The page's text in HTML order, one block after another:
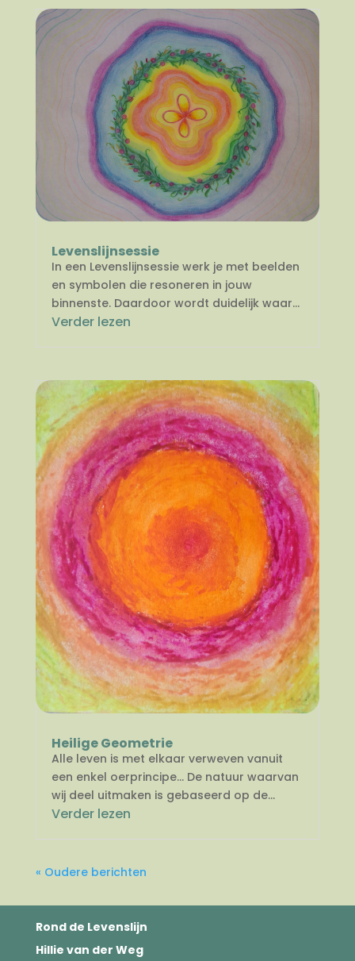
Levenslijnsessie
In een Levenslijnsessie werk je met beelden
en symbolen die resoneren in jouw
binnenste. Daardoor wordt duidelijk waar...
Verder lezen
Heilige Geometrie
Alle leven is met elkaar verweven vanuit
een enkel oerprincipe… De natuur waarvan
wij deel uitmaken is gebaseerd op de...
Verder lezen
« Oudere berichten
Rond de Levenslijn
Hillie van der Weg